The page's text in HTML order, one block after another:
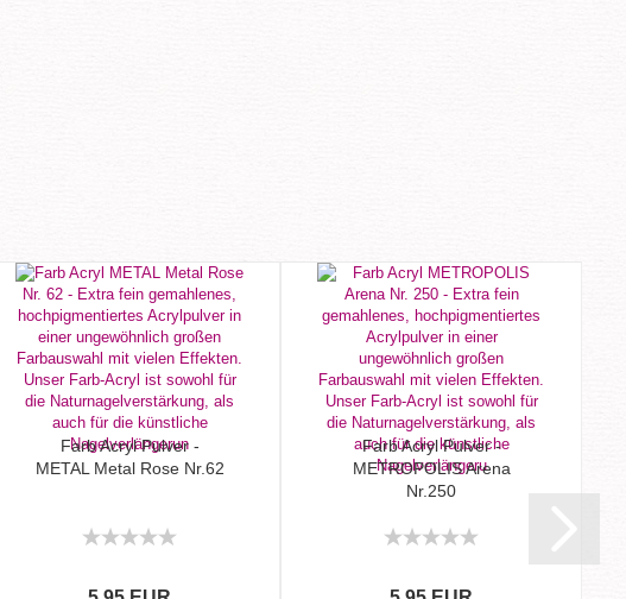
Farb Acryl Pulver -
METAL Metal Rose Nr.62
Farb Acryl Pulver -
METROPOLIS Arena
Nr.250